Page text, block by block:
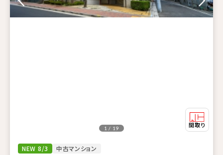
NEW 8/3 中古マンション
1 / 19